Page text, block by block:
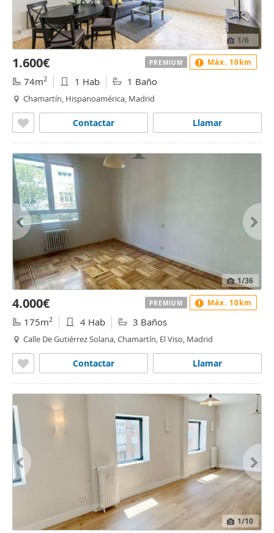
1/6
1.600€
74m2 1 Hab 1 Baño
Chamartín, Hispanoamérica, Madrid
Llamar
Contactar
PREMIUM Máx. 10km
1/36
4.000€
175m2 4 Hab 3 Baños
Calle De Gutiérrez Solana, Chamartín, El Viso, Madrid
Llamar
Contactar
PREMIUM Máx. 10km
1/10